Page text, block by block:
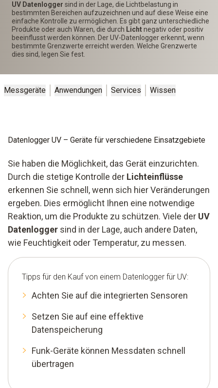
UV Datenlogger sind in der Lage, die Lichtbelastung in
bestimmten Bereichen aufzuzeichnen und auf diese Weise eine
einfache Kontrolle zu ermöglichen. Es gibt ganz unterschiedliche
Produkte oder auch Waren, die durch Lichtnegativ oder positiv
beeinflusst werden können. Der UV-Datenlogger erkennt, wenn
bestimmte Grenzwerte erreicht werden. Welche Grenzwerte
dies sind, legen Sie fest.
Messgeräte Anwendungen Services Wissen
Datenlogger UV – Geräte für verschiedene Einsatzgebiete
Sie haben die Möglichkeit, das Gerät einzurichten.
Durch die stetige Kontrolle der Lichteinflüsse
erkennen Sie schnell, wenn sich hier Veränderungen
ergeben. Dies ermöglicht Ihnen eine notwendige
Reaktion, um die Produkte zu schützen. Viele der UV
Datenlogger sind in der Lage, auch andere Daten,
wie Feuchtigkeit oder Temperatur, zu messen.
Tipps für den Kauf von einem Datenlogger für UV:
Achten Sie auf die integrierten Sensoren
Setzen Sie auf eine effektive
Datenspeicherung
Funk-Geräte können Messdaten schnell
übertragen